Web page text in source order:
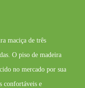
maciça de três
O piso de madeira
no mercado por sua
confortáveis ​​e